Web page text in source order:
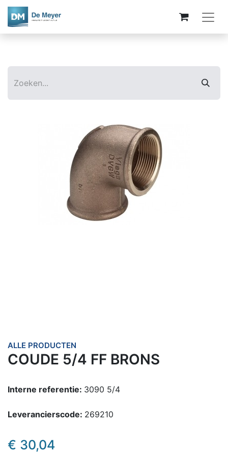
ALLE PRODUCTEN
COUDE 5/4 FF BRONS
Interne referentie: 3090 5/4
Leverancierscode: 269210
€ 30,04